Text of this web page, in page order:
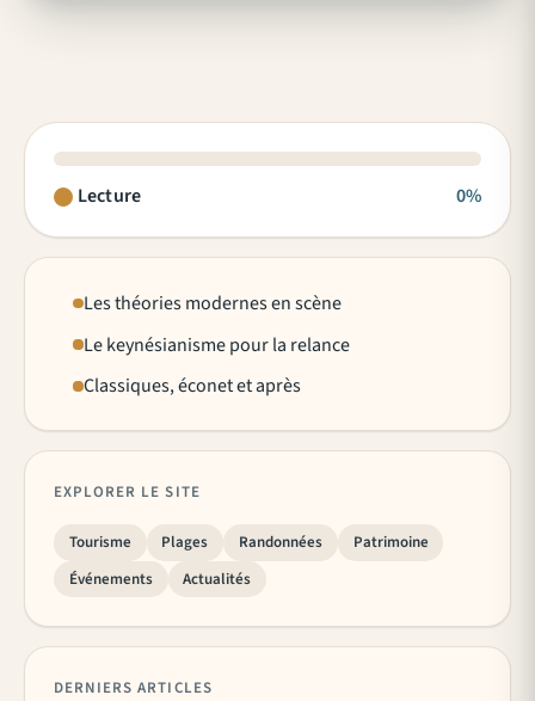
Lecture 0%
Les théories modernes en scène
Le keynésianisme pour la relance
Classiques, éconet et après
EXPLORER LE SITE
Tourisme Plages Randonnées
Patrimoine
Événements
Actualités
DERNIERS ARTICLES